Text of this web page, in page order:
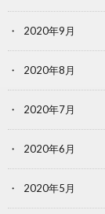
2020年9月
2020年8月
2020年7月
2020年6月
2020年5月